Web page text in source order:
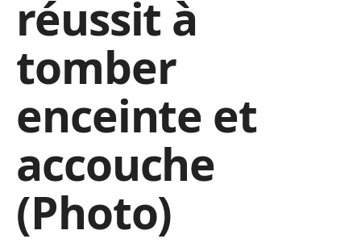
réussit à
tomber
enceinte et
accouche
(Photo)